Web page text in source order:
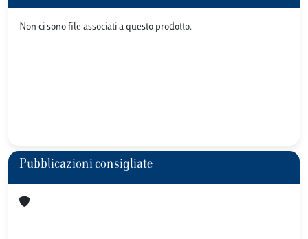
Non ci sono file associati a questo prodotto.
Pubblicazioni consigliate